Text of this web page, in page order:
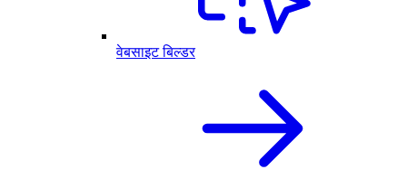
वेबसाइट बिल्डर